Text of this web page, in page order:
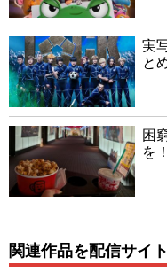
実
と
困
を
関連作品を配信サイ